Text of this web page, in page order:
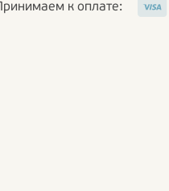
Принимаем к оплате: